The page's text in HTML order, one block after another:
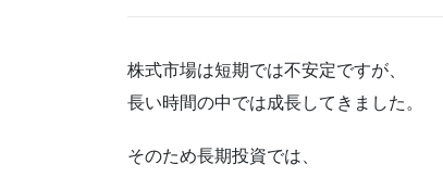
株式市場は短期では不安定ですが、
長い時間の中では成長してきました。
そのため長期投資では、